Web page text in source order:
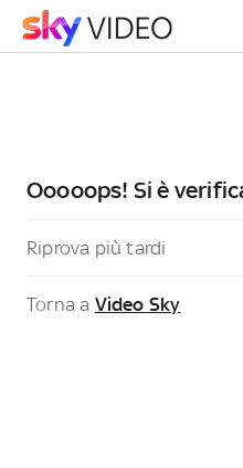
Ooooops! Si è
Riprova più tardi
Torna a Video Sky